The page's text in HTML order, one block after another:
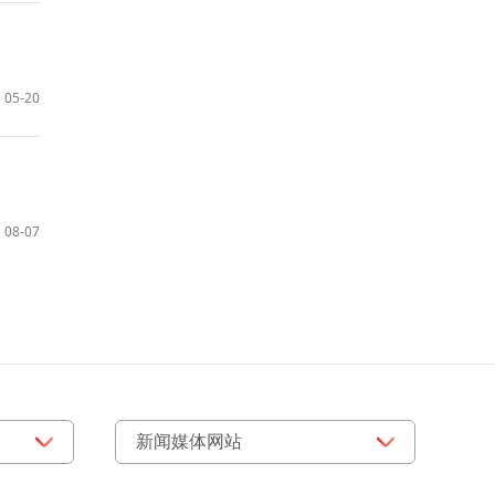
05-20
08-07